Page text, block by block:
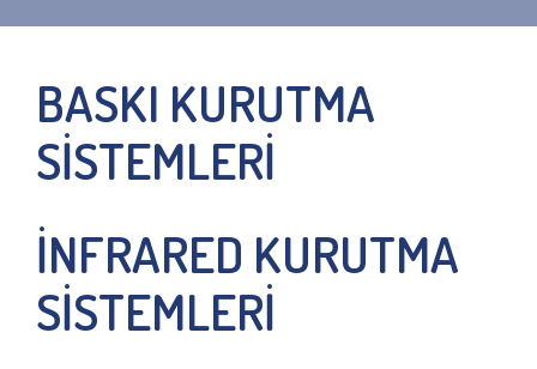
BASKI KURUTMA
SİSTEMLERİ
İNFRARED KURUTMA
SİSTEMLERİ